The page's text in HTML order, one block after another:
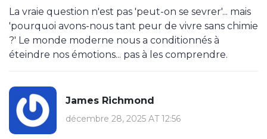
La vraie question n'est pas 'peut-on se sevrer'... mais
'pourquoi avons-nous tant peur de vivre sans chimie
?' Le monde moderne nous a conditionnés à
éteindre nos émotions... pas à les comprendre.
James Richmond
décembre 28, 2025 AT 12:56